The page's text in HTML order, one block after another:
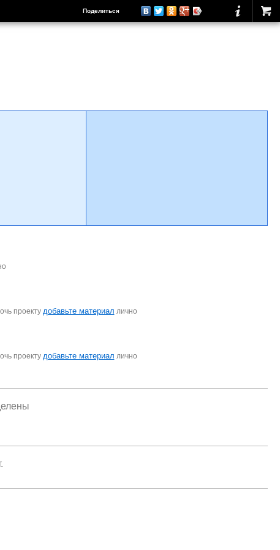
Поделиться
проекту добавьте материал лично
проекту добавьте материал лично